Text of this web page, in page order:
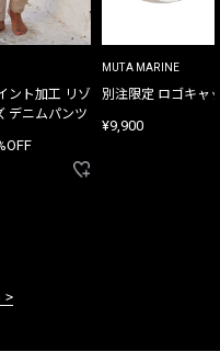
ント加工 リゾ
デニムパンツ
MUTA MARINE
別注限定 ロゴキャ
¥9,900